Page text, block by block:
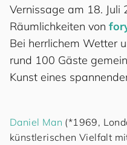
Vernissage am 18. Juli
Räumlichkeiten von for
Bei herrlichem Wetter
rund 100 Gäste
Kunst eines
Daniel Man (*1969,
künstlerischen Vielfalt